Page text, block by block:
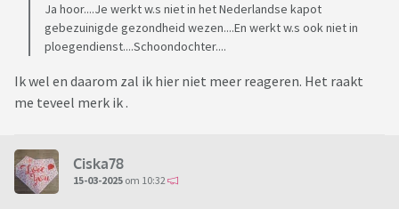
Ja hoor....Je werkt w.s niet in het Nederlandse kapot
gebezuinigde gezondheid wezen....En werkt w.s ook niet in
ploegendienst....Schoondochter....
Ik wel en daarom zal ik hier niet meer reageren. Het raakt
me teveel merk ik .
Ciska78
15-03-2025 om 10:32